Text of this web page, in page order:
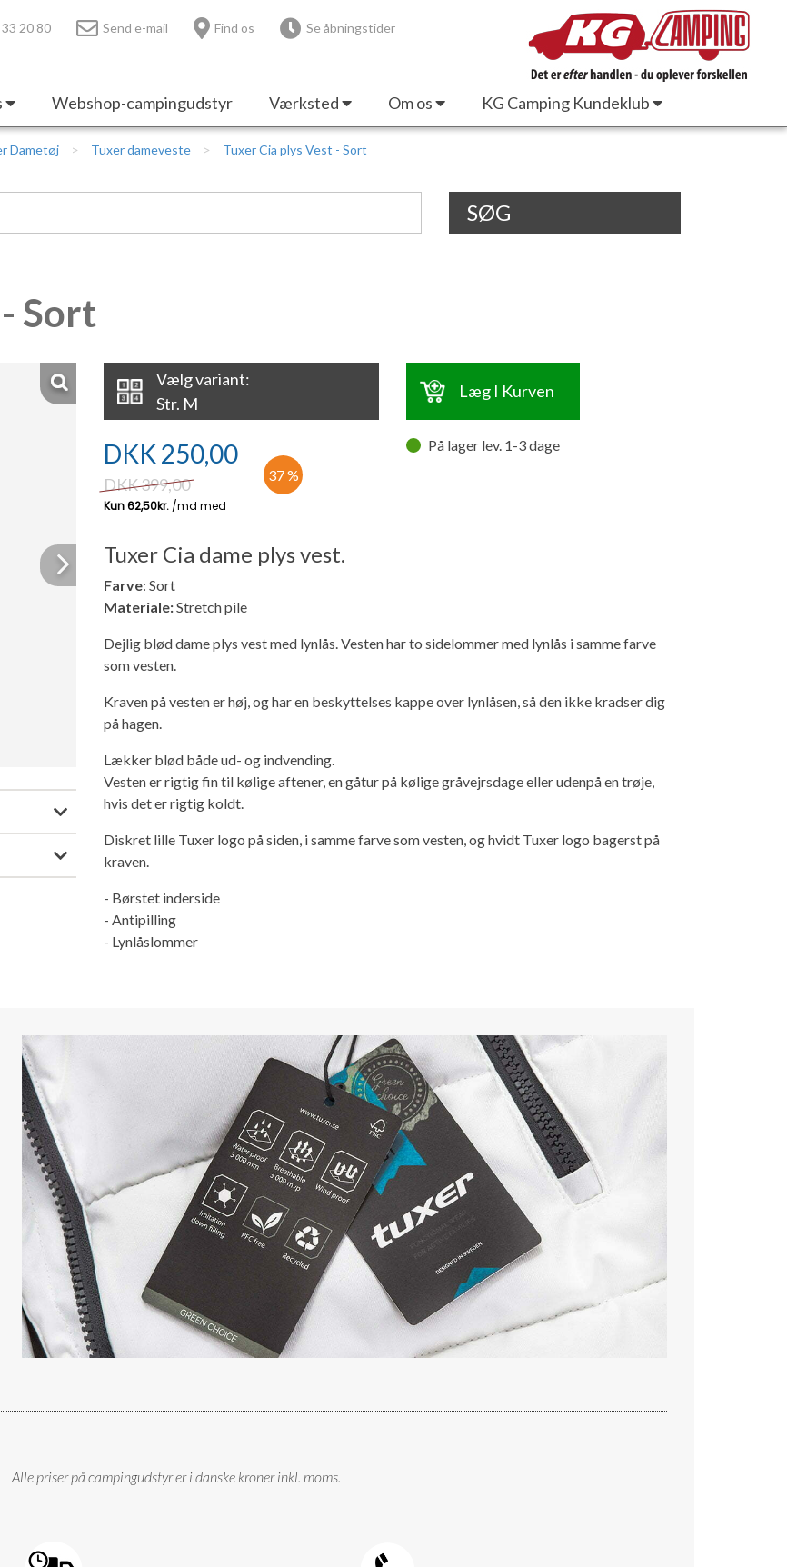
33 20 80 Send e-mail Find os Se åbningstider
Webshop-campingudstyr Værksted Om os KG Camping Kundeklub
Dametøj Tuxer dameveste Tuxer Cia plys Vest - Sort
SØG
Sort
Next
Vælg variant:
Str. M
Læg I Kurven
DKK 250,00
DKK399,00 37 %
På lager lev. 1-3 dage
Tuxer Cia dame plys vest.
Farve: Sort
Materiale:Stretch pile
Dejlig blød dame plys vest med lynlås. Vesten har to sidelommer med lynlås i samme farve
som vesten.
Kraven på vesten er høj, og har en beskyttelses kappe over lynlåsen, så den ikke kradser dig
på hagen.
Lækker blød både ud- og indvending.
Vesten er rigtig fin til kølige aftener, en gåtur på kølige gråvejrsdage eller udenpå en trøje,
hvis det er rigtig koldt.
Diskret lille Tuxer logo på siden, i samme farve som vesten, og hvidt Tuxer logo bagerst på
kraven.
- Børstet inderside
- Antipilling
- Lynlåslommer
Alle priser på campingudstyr er i danske kroner inkl. moms.